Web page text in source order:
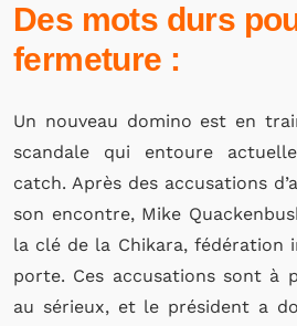
Des mots durs
fermeture :
Un nouveau domino est en
scandale qui entoure
catch. Après des accusations
son encontre, Mike
la clé de la Chikara, fédération
porte. Ces accusations sont à
au sérieux, et le président a